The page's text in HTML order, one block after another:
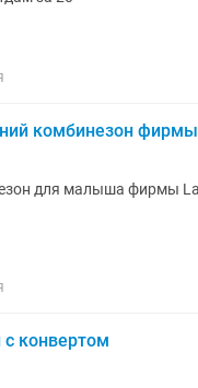
комбинезон
для малыша фирмы
конвертом